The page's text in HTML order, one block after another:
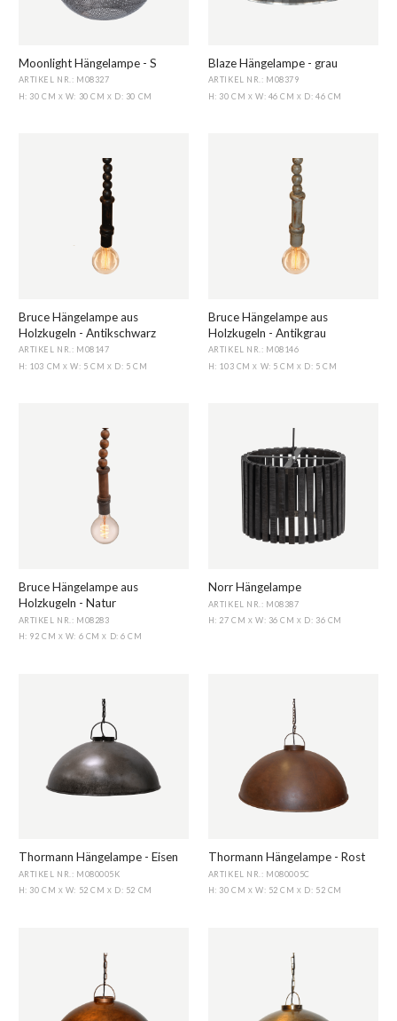
Moonlight Hängelampe - S
ARTIKEL NR.: M08327
H: 30 CM X W: 30 CM X D: 30 CM
Blaze Hängelampe - grau
ARTIKEL NR.: M08379
H: 30 CM X W: 46 CMX D: 46 CM
Bruce Hängelampe aus
Holzkugeln - Antikschwarz
ARTIKEL NR.: M08147
H: 103 CMX W: 5 CM X D: 5 CM
Bruce Hängelampe aus
Holzkugeln - Antikgrau
ARTIKEL NR.: M08146
H: 103 CMX W: 5 CMX D: 5 CM
Bruce Hängelampe aus
Holzkugeln - Natur
ARTIKEL NR.: M08283
H: 92 CM X W: 6 CMX D: 6 CM
Norr Hängelampe
ARTIKEL NR.: M08387
H: 27 CM X W: 36 CMX D: 36 CM
Thormann Hängelampe - Eisen
ARTIKEL NR.: M080005K
H: 30 CM X W: 52 CM X D: 52 CM
Thormann Hängelampe - Rost
ARTIKEL NR.: M080005C
H: 30 CM X W: 52 CMX D: 52 CM